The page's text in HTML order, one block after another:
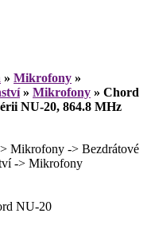
» Mikrofony »
» Mikrofony » Chord
NU-20, 864.8 MHz
-> Bezdrátové
-> Mikrofony
NU-20